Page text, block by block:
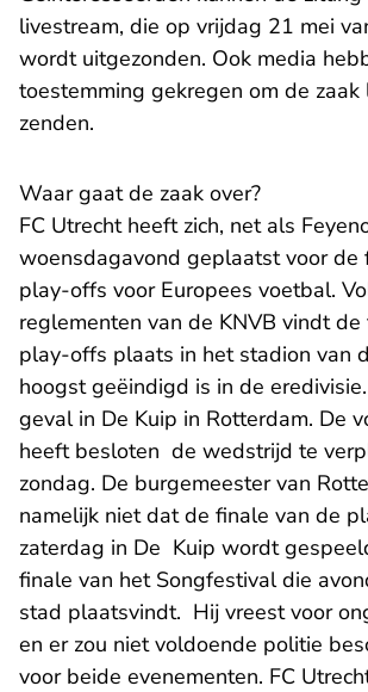
livestream, die op vrijdag 21 mei
wordt uitgezonden. Ook media
toestemming gekregen om de zaak
zenden.
Waar gaat de zaak over?
FC Utrecht heeft zich, net als
woensdagavond geplaatst voor de
play-offs voor Europees voetbal.
reglementen van de KNVB vindt
play-offs plaats in het stadion van
hoogst geëindigd is in de
geval in De Kuip in Rotterdam. De
heeft besloten de wedstrijd te
zondag. De burgemeester van
namelijk niet dat de finale van de
zaterdag in De Kuip wordt
finale van het Songfestival die
stad plaatsvindt. Hij vreest voor
en er zou niet voldoende politie
voor beide evenementen. FC